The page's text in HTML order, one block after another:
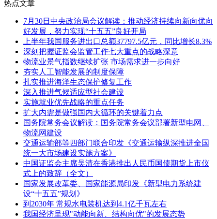
热点文章
7月30日中央政治局会议解读：推动经济持续向新向优向
好发展，努力实现“十五五”良好开局
上半年我国服务进出口总额37797.5亿元，同比增长8.3%
深刻把握证监会监管工作七大重点的战略深意
物流业景气指数继续扩张 市场需求进一步向好
夯实人工智能发展的制度保障
扎实推进海洋生态保护修复工作
深入推进气候适应型社会建设
实施就业优先战略的重点任务
扩大内需是做强国内大循环的关键着力点
国务院常务会议解读：国务院常务会议部署新型电网、
物流网建设
交通运输部等四部门联合印发《交通运输纵深推进全国
统一大市场建设实施方案》
中国证监会主席吴清在香港推出人民币国债期货上市仪
式上的致辞（全文）
国家发展改革委、国家能源局印发《新型电力系统建
设“十五五”规划》
到2030年 常规水电装机达到4.1亿千瓦左右
我国经济呈现"动能向新、结构向优"的发展态势